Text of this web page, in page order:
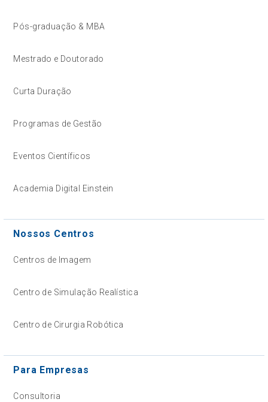
Pós-graduação & MBA
Mestrado e Doutorado
Curta Duração
Programas de Gestão
Eventos Científicos
Academia Digital Einstein
Nossos Centros
Centros de Imagem
Centro de Simulação Realística
Centro de Cirurgia Robótica
Para Empresas
Consultoria